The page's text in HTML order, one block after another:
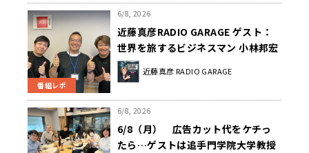
番組レポ
6/8, 2026
近藤真彦RADIO GARAGE ゲスト：
世界を旅するビジネスマン 小林邦宏
さん①
近藤真彦 RADIO GARAGE
6/8, 2026
6/8（月） 広告カット代をケチっ
たら…ゲストは追手門学院大学教授